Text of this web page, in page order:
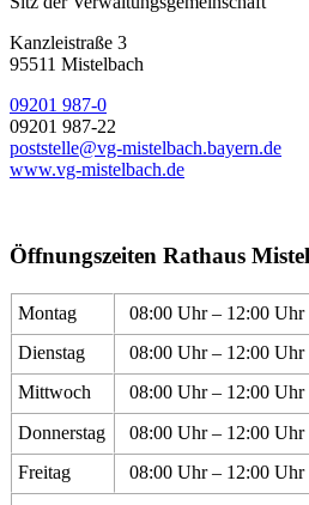
Kanzleistraße 3
95511 Mistelbach
09201 987-0
09201 987-22
poststelle@vg-mistelbach.bayern.de
www.vg-mistelbach.de
Öffnungszeiten Rathaus
Montag 08:00 Uhr – 12:00 Uhr
Dienstag
08:00 Uhr – 12:00 Uhr
Mittwoch
08:00 Uhr – 12:00 Uhr
Donnerstag
08:00 Uhr – 12:00 Uhr
Freitag
08:00 Uhr – 12:00 Uhr